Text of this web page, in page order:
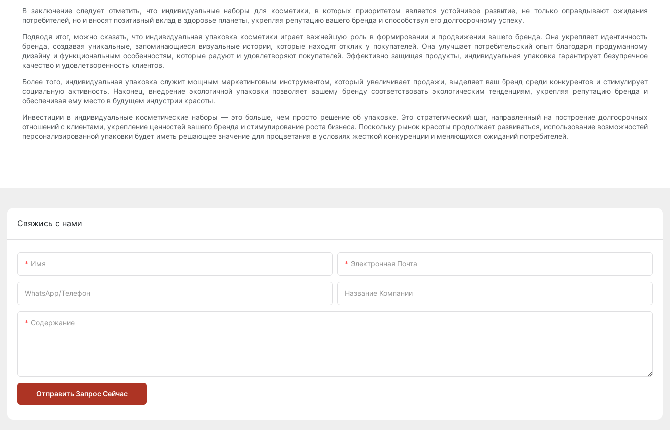
В заключение следует отметить, что индивидуальные наборы для косметики, в которых приоритетом является устойчивое развитие, не только оправдывают ожидания
потребителей, но и вносят позитивный вклад в здоровье планеты, укрепляя репутацию вашего бренда и способствуя его долгосрочному успеху.
Подводя итог, можно сказать, что индивидуальная упаковка косметики играет важнейшую роль в формировании и продвижении вашего бренда. Она укрепляет идентичность
бренда, создавая уникальные, запоминающиеся визуальные истории, которые находят отклик у покупателей. Она улучшает потребительский опыт благодаря продуманному
дизайну и функциональным особенностям, которые радуют и удовлетворяют покупателей. Эффективно защищая продукты, индивидуальная упаковка гарантирует безупречное
качество и удовлетворенность клиентов.
Более того, индивидуальная упаковка служит мощным маркетинговым инструментом, который увеличивает продажи, выделяет ваш бренд среди конкурентов и стимулирует
социальную активность. Наконец, внедрение экологичной упаковки позволяет вашему бренду соответствовать экологическим тенденциям, укрепляя репутацию бренда и
обеспечивая ему место в будущем индустрии красоты.
Инвестиции в индивидуальные косметические наборы — это больше, чем просто решение об упаковке. Это стратегический шаг, направленный на построение долгосрочных
отношений с клиентами, укрепление ценностей вашего бренда и стимулирование роста бизнеса. Поскольку рынок красоты продолжает развиваться, использование возможностей
персонализированной упаковки будет иметь решающее значение для процветания в условиях жесткой конкуренции и меняющихся ожиданий потребителей.
Свяжись с нами
Имя Электронная Почта
WhatsApp/телефон Название Компании
Содержание
Отправить Запрос Сейчас